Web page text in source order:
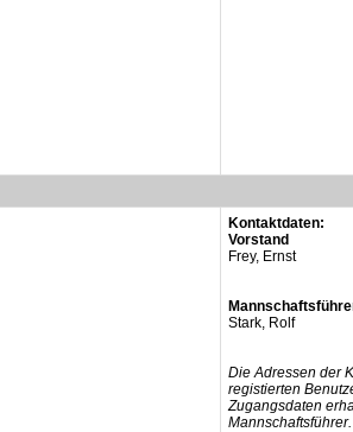
Kontaktdaten:
Vorstand
Frey, Ernst
Stark, Rolf
Die Adressen der
registierten
Zugangsdaten
Mannschaftsführer.